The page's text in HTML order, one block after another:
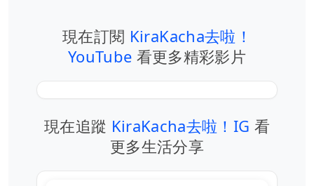
現在訂閱 KiraKacha去啦！
YouTube 看更多精彩影片
現在追蹤 KiraKacha去啦！IG 看
更多生活分享